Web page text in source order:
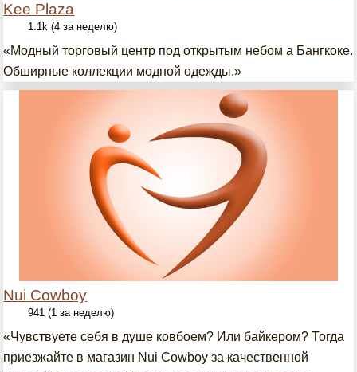
Kee Plaza
1.1k (4 за неделю)
«Модный торговый центр под открытым небом а Бангкоке.
Обширные коллекции модной одежды.»
Nui Cowboy
941 (1 за неделю)
«Чувствуете себя в душе ковбоем? Или байкером? Тогда
приезжайте в магазин Nui Cowboy за качественной